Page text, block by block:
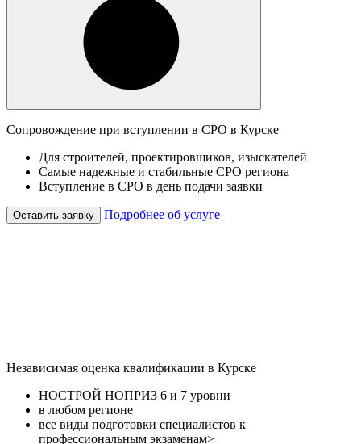
Сопровождение при вступлении в СРО в Курске
Для строителей, проектировщиков, изыскателей
Самые надежные и стабильные СРО региона
Вступление в СРО в день подачи заявки
Оставить заявку Подробнее об услуге
Независимая оценка квалификации в Курске
НОСТРОЙ НОПРИЗ 6 и 7 уровни
в любом регионе
все виды подготовки специалистов к
профессиональным экзаменам>